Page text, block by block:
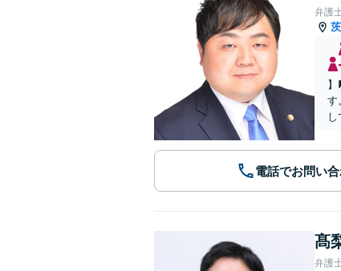
弁護
す
し
電話でお問い
髙
弁護